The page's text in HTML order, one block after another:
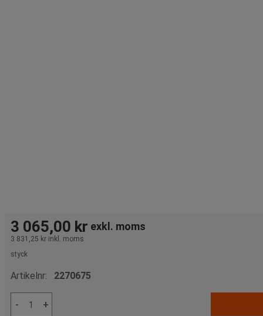
3 065,00 kr exkl. moms
3 831,25 kr inkl. moms
styck
Artikelnr: 2270675
- +